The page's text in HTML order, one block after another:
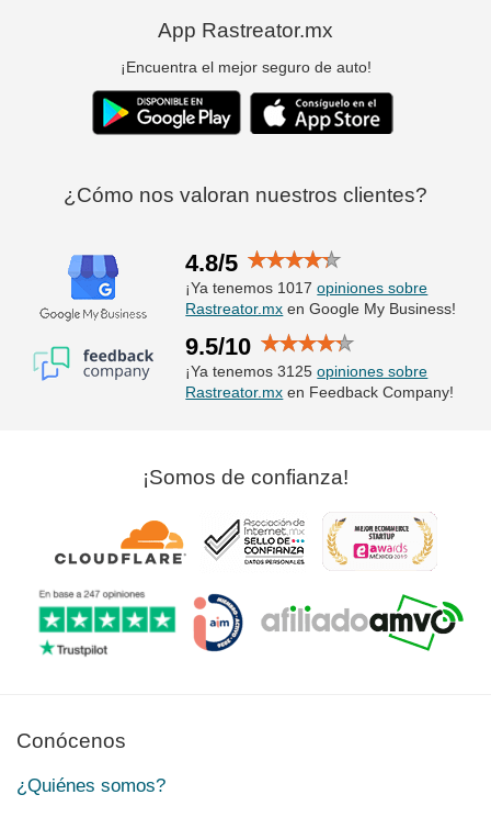
App Rastreator.mx
¡Encuentra el mejor seguro de auto!
¿Cómo nos valoran nuestros clientes?
4.8/5
¡Ya tenemos 1017opiniones sobre
Rastreator.mx en Google My Business!
9.5/10
¡Ya tenemos 3125opiniones sobre
Rastreator.mx en Feedback Company!
¡Somos de confianza!
Conócenos
¿Quiénes somos?